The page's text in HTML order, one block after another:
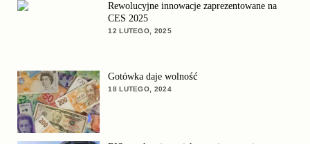
Rewolucyjne innowacje zaprezentowane na
CES 2025
12 LUTEGO, 2025
Gotówka daje wolność
18 LUTEGO, 2024